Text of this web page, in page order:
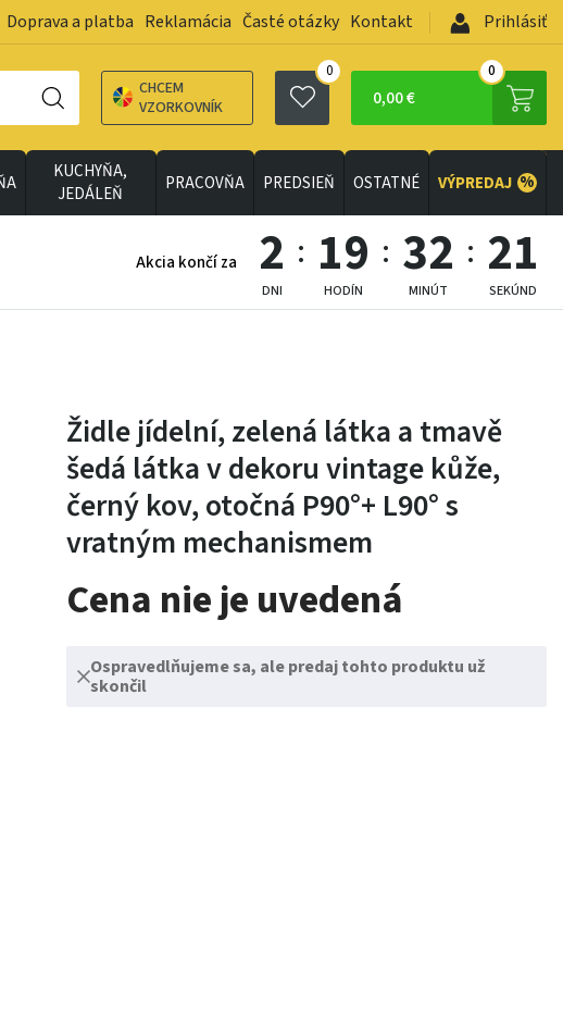
Doprava a platba Reklamácia Časté otázky Kontakt Prihlásiť
CHCEM
VZORKOVNÍK
0
0,00 €
0
KUCHYŇA,
JEDÁLEŇ
PRACOVŇA PREDSIEŇ OSTATNÉ VÝPREDAJ %
Akcia končí za 2
DNI
19
HODÍN
32
MINÚT
19
SEKÚND
Židle jídelní, zelená látka a tmavě
šedá látka v dekoru vintage kůže,
černý kov, otočná P90°+ L90° s
vratným mechanismem
Cena nie je uvedená
Ospravedlňujeme sa, ale predaj tohto produktu už
skončil